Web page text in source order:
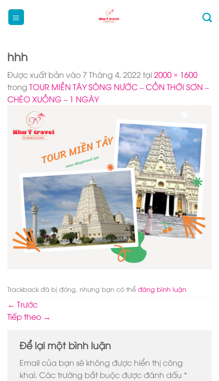
qua
hhh
Được xuất bản vào 7 Tháng 4, 2022 tại 2000 × 1600
trong TOUR MIỀN TÂY SÔNG NƯỚC – CỒN THỚI SƠN –
CHÈO XUỒNG – 1 NGÀY
Trackback đã bị đóng, nhưng bạn có thể đăng bình luận.
← Trước
Tiếp theo →
Để lại một bình luận
Email của bạn sẽ không được hiển thị công
khai. Các trường bắt buộc được đánh dấu *